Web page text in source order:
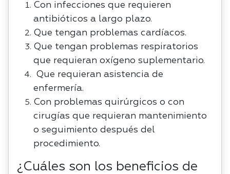
Con infecciones que requieren
antibióticos a largo plazo.
Que tengan problemas cardíacos.
Que tengan problemas respiratorios
que requieran oxígeno suplementario.
Que requieran asistencia de
enfermería.
Con problemas quirúrgicos o con
cirugías que requieran mantenimiento
o seguimiento después del
procedimiento.
¿Cuáles son los beneficios de